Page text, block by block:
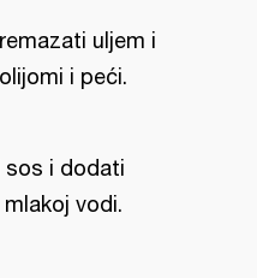
uljem i
i peći.
sos i dodati
vodi.